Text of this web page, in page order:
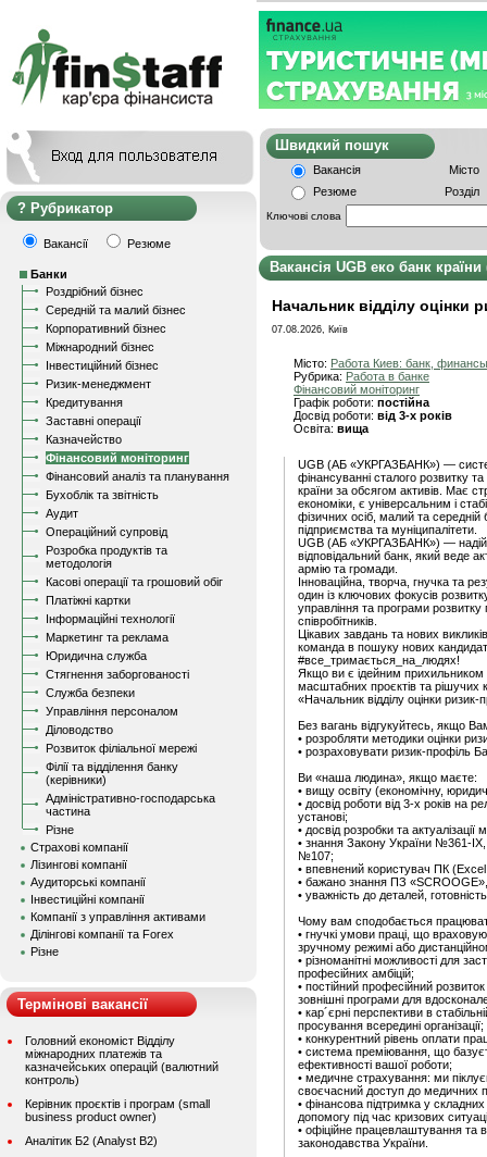
Рубрикатор
Вакансії Резюме
Банки
Роздрібний бізнес
Середній та малий бізнес
Корпоративний бізнес
Міжнародний бізнес
Інвестиційний бізнес
Ризик-менеджмент
Кредитування
Заставні операції
Казначейство
Фінансовий моніторинг
Фінансовий аналіз та планування
Бухоблік та звітність
Аудит
Операційний супровід
Розробка продуктів та
методологія
Касові операції та грошовий обіг
Платіжні картки
Інформаційні технології
Маркетинг та реклама
Юридична служба
Стягнення заборгованості
Служба безпеки
Управління персоналом
Діловодство
Розвиток філіальної мережі
Філії та відділення банку
(керівники)
Адміністративно-господарська
частина
Різне
Страхові компанії
Лізингові компанії
Аудиторські компанії
Інвестиційні компанії
Компанії з управління активами
Ділінгові компанії та Forex
Різне
Термінові вакансії
Головний економіст Відділу
міжнародних платежів та
казначейських операцій (валютний
контроль)
Керівник проєктів і програм (small
business product owner)
Аналітик Б2 (Analyst B2)
Швидкий
Вакансія
Місто
Резюме
Розділ
Ключові слова
Вакансія UGB еко банк
Начальник відділу оцінки
07.08.2026, Київ
Місто: Работа Киев: банк, финансы
Рубрика: Работа в банке
Фінансовий моніторинг
Графік роботи: постійна
Досвід роботи: від 3-х років
Освіта: вища
UGB (АБ «УКРГАЗБАНК») —
фінансуванні сталого розвитку
країни за обсягом активів. Має
економіки, є універсальним і
фізичних осіб, малий та середній
підприємства та муніципалітети.
UGB (АБ «УКРГАЗБАНК») —
відповідальний банк, який веде
армію та громади.
Інноваційна, творча, гнучка та
один із ключових фокусів
управління та програми
співробітників.
Цікавих завдань та нових
команда в пошуку нових
#все_тримається_на_людях!
Якщо ви є ідейним прихильником
масштабних проєктів та
«Начальник відділу оцінки
Без вагань відгукуйтесь, якщо
• розробляти методики оцінки
• розраховувати ризик-профіль
Ви «наша людина», якщо маєте:
• вищу освіту (економічну,
• досвід роботи від 3-х років на
установі;
• досвід розробки та актуалізації
• знання Закону України №361-
№107;
• впевнений користувач ПК
• бажано знання ПЗ
• уважність до деталей,
Чому вам сподобається
• гнучкі умови праці, що
зручному режимі або
• різноманітні можливості для
професійних амбіцій;
• постійний професійний
зовнішні програми для
• кар´єрні перспективи в
просування всередині організації;
• конкурентний рівень оплати
• система преміювання, що
ефективності вашої роботи;
• медичне страхування: ми
своєчасний доступ до медичних
• фінансова підтримка у
допомогу під час кризових
• офіційне працевлаштування та
законодавства України.